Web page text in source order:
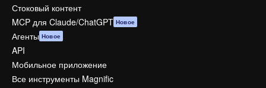
Стоковый контент
MCP для Claude/ChatGPT Новое
Агенты Новое
API
Мобильное приложение
Все инструменты Magnific